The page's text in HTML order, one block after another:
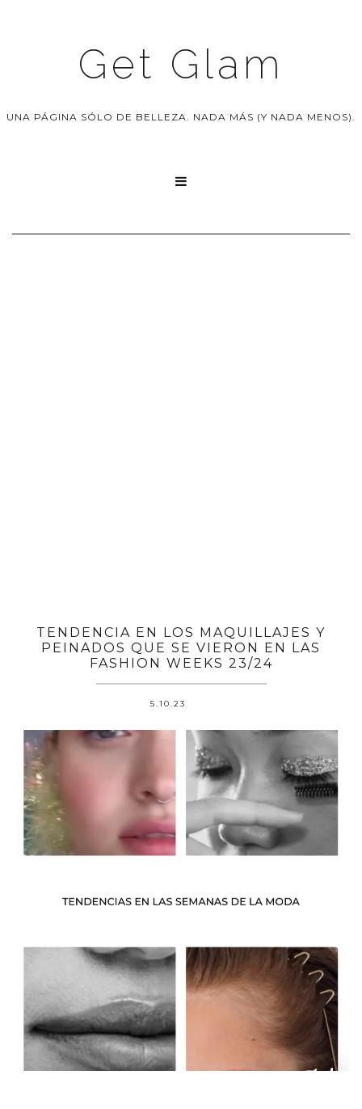
Get Glam
UNA PÁGINA SÓLO DE BELLEZA. NADA MÁS (Y NADA MENOS).

TENDENCIA EN LOS MAQUILLAJES Y
PEINADOS QUE SE VIERON EN LAS
FASHION WEEKS 23/24
5.10.23